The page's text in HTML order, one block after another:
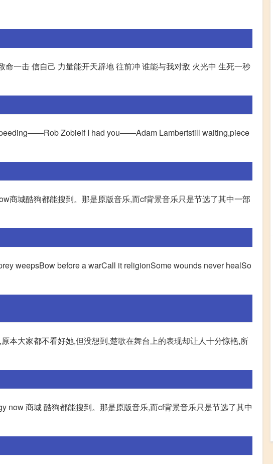
一击 信自己 力量能开天辟地 往前冲 谁能与我对敌 火光中 生死一秒
Zobieif I had you——Adam Lambertstill waiting,piece
商城酷狗都能搜到。那是原版音乐,而cf背景音乐只是节选了其中一部
weepsBow before a warCall it religionSome wounds never healSo
本大家都不看好她,但没想到,楚歌在舞台上的表现却让人十分惊艳,所
now 商城 酷狗都能搜到。那是原版音乐,而cf背景音乐只是节选了其中